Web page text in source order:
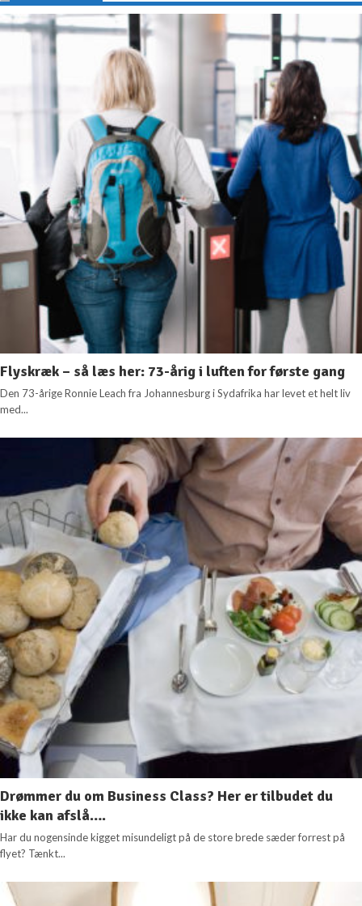
Flyskræk – så læs her: 73-årig i luften for første gang
Den 73-årige Ronnie Leach fra Johannesburg i Sydafrika har levet et helt liv
med...
Drømmer du om Business Class? Her er tilbudet du
ikke kan afslå….
Har du nogensinde kigget misundeligt på de store brede sæder forrest på
flyet? Tænkt...